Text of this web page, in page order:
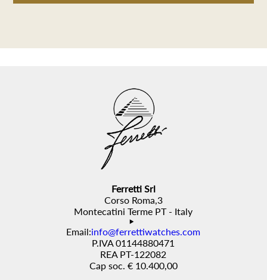
Ferretti Srl
Corso Roma,3
Montecatini Terme PT - Italy
Email:info@ferrettiwatches.com
P.IVA 01144880471
REA PT-122082
Cap soc. € 10.400,00